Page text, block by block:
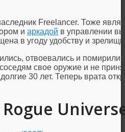
Freelancer. Тоже
и аркадой в управлении
в угоду удобству и
отвоевались и
свое оружие и не
30 лет. Теперь врата